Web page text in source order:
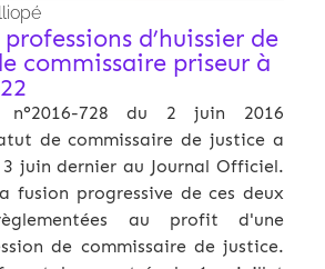
d’huissier de
commissaire priseur à
n°2016-728 du 2 juin 2016
de commissaire de justice a
juin dernier au Journal Officiel.
fusion progressive de ces deux
au profit d'une
de commissaire de justice.